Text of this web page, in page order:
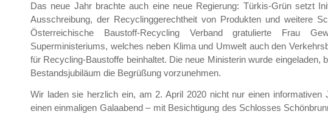
Das neue Jahr brachte auch eine neue Regierung: Türkis-Grün setzt
Ausschreibung, der Recyclinggerechtheit von Produkten und weitere
Österreichische Baustoff-Recycling Verband gratulierte Frau
Superministeriums, welches neben Klima und Umwelt auch den
für Recycling-Baustoffe beinhaltet. Die neue Ministerin wurde
Bestandsjubiläum die Begrüßung vorzunehmen.
Wir laden sie herzlich ein, am 2. April 2020 nicht nur einen
einen einmaligen Galaabend – mit Besichtigung des Schlosses